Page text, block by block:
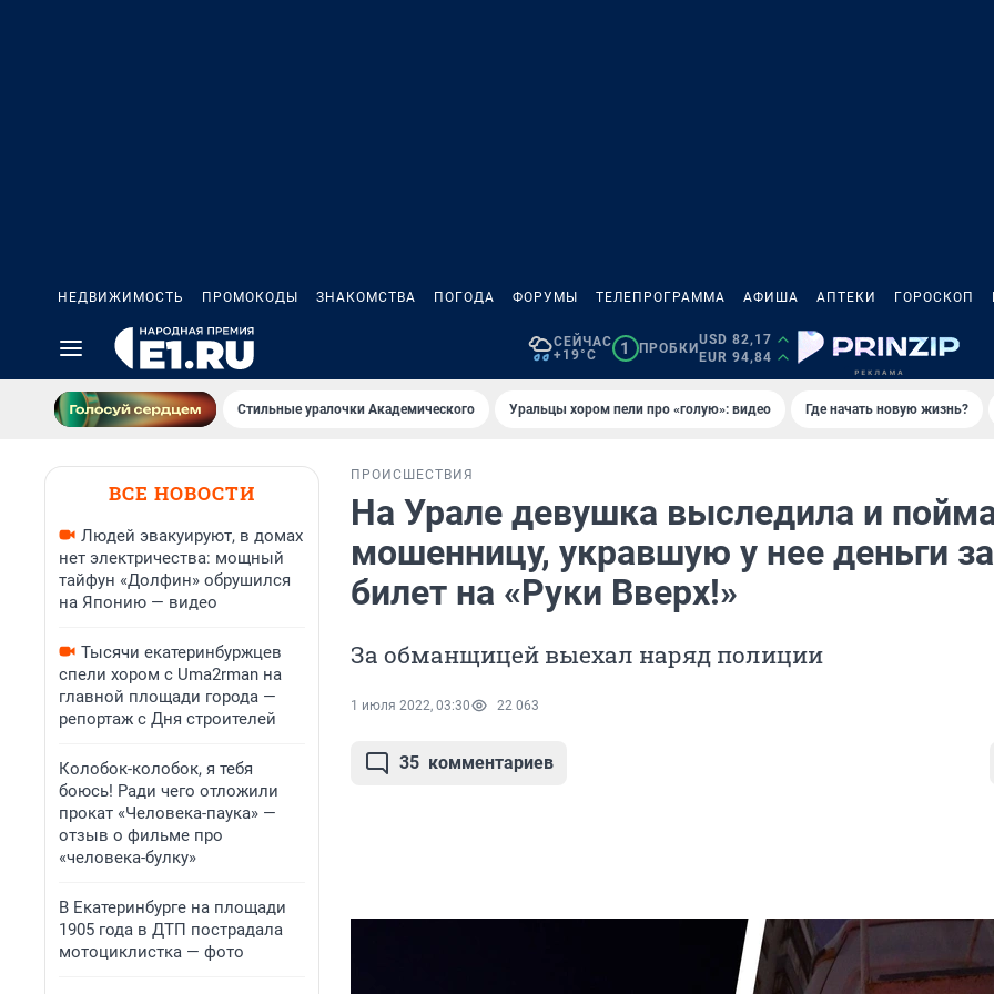
НЕДВИЖИМОСТЬ ПРОМОКОДЫ ЗНАКОМСТВА ПОГОДА ФОРУМЫ ТЕЛЕПРОГРАММА АФИША АПТЕКИ ГОРОСКОП
СЕЙЧАС
+19°C
1 ПРОБКИ
USD 82,17
EUR 94,84
Стильные уралочки Академического Уральцы хором пели про «голую»: видео Где начать новую жизнь?
ВСЕ НОВОСТИ
Людей эвакуируют, в домах
нет электричества: мощный
тайфун «Долфин» обрушился
на Японию — видео
Тысячи екатеринбуржцев
спели хором с Uma2rman на
главной площади города —
репортаж с Дня строителей
Колобок-колобок, я тебя
боюсь! Ради чего отложили
прокат «Человека-паука» —
отзыв о фильме про
«человека-булку»
В Екатеринбурге на площади
1905 года в ДТП пострадала
мотоциклистка — фото
ПРОИСШЕСТВИЯ
На Урале девушка выследила и
мошенницу, укравшую у нее деньги за
билет на «Руки Вверх!»
За обманщицей выехал наряд полиции
1 июля 2022, 03:30 22 063
35 комментариев